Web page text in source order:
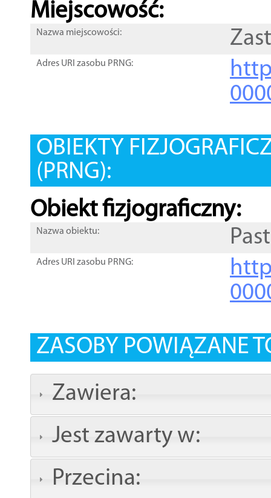
Miejscowość:
Nazwa miejscowości:
Adres URI zasobu PRNG:
OBIEKTY
(PRNG):
Obiekt fizjograficzny:
Nazwa obiektu:
Adres URI zasobu PRNG:
ZASOBY POWIĄZANE
Zawiera:
Jest zawarty w:
Przecina: